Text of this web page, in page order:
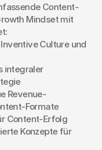
Content-
Mindset mit
Culture und
integraler
Revenue-
Formate
Content-Erfolg
Konzepte für